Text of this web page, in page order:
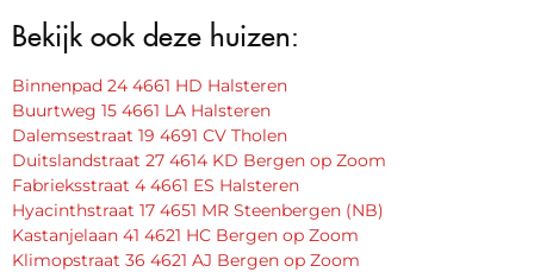
Bekijk ook deze huizen:
Binnenpad 24 4661 HD Halsteren
Buurtweg 15 4661 LA Halsteren
Dalemsestraat 19 4691 CV Tholen
Duitslandstraat 27 4614 KD Bergen op Zoom
Fabrieksstraat 4 4661 ES Halsteren
Hyacinthstraat 17 4651 MR Steenbergen (NB)
Kastanjelaan 41 4621 HC Bergen op Zoom
Klimopstraat 36 4621 AJ Bergen op Zoom